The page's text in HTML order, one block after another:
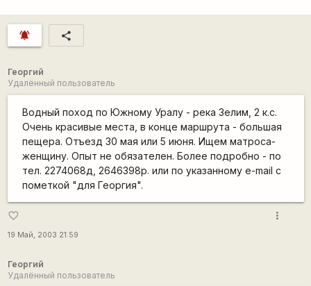
notifications_active share
Георгий
Удалённый пользователь
Водный поход по Южному Уралу - река Зелим, 2 к.с.
Очень красивые места, в конце маршрута - большая
пещера. Отъезд 30 мая или 5 июня. Ищем матроса-
женщину. Опыт не обязателен. Более подробно - по
тел. 2274068д, 2646398р. или по указанному e-mail с
пометкой "для Георгия".
favorite_border
19 Май, 2003 21:59
more_vert
Георгий
Удалённый пользователь